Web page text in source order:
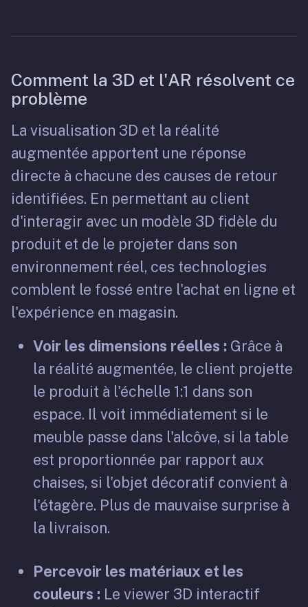
Comment la 3D et l'AR résolvent ce
problème
La visualisation 3D et la réalité
augmentée apportent une réponse
directe à chacune des causes de retour
identifiées. En permettant au client
d'interagir avec un modèle 3D fidèle du
produit et de le projeter dans son
environnement réel, ces technologies
comblent le fossé entre l'achat en ligne et
l'expérience en magasin.
Voir les dimensions réelles : Grâce à
la réalité augmentée, le client projette
le produit à l'échelle 1:1 dans son
espace. Il voit immédiatement si le
meuble passe dans l'alcôve, si la table
est proportionnée par rapport aux
chaises, si l'objet décoratif convient à
l'étagère. Plus de mauvaise surprise à
la livraison.
Percevoir les matériaux et les
couleurs : Le viewer 3D interactif